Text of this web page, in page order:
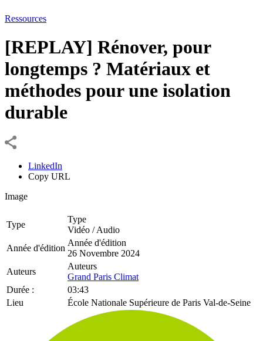
Ressources
[REPLAY] Rénover, pour
longtemps ? Matériaux et
méthodes pour une isolation
durable
LinkedIn
Copy URL
Image
Type
Type
Vidéo / Audio
Année d'édition
Année d'édition
26 Novembre 2024
Auteurs
Auteurs
Grand Paris Climat
Durée :
03:43
Lieu
École Nationale Supérieure de Paris Val-de-Seine